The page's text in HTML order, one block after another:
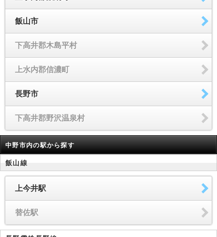
飯山市
下高井郡木島平村
上水内郡信濃町
長野市
下高井郡野沢温泉村
中野市内の駅から探す
飯山線
上今井駅
替佐駅